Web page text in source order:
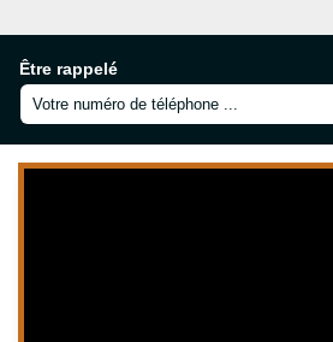
Être rappelé